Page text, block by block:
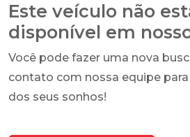
Este veículo não
disponível em
Você pode fazer uma nova
contato com nossa equipe
dos seus sonhos!